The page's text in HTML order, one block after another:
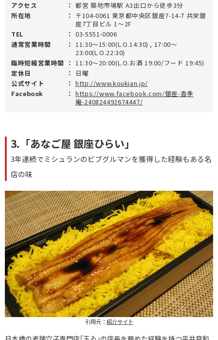
アクセス ： 都営 築地市場駅 A3出口から徒歩3分
所在地
：
〒104-0061 東京都中央区銀座7-14-7 共栄銀
座7丁目ビル 1～2F
TEL
： 03-5551-0006
通常営業時間
： 11:30～15:00(L.O.14:30) , 17:00～
23:00(L.O.22:30)
臨時短縮営業時間
： 11:30～20:00(L.O.お酒 19:00/フード 19:45)
定休日
：
日曜
公式サイト
： http://www.koukian.jp/
Facebook
： https://www.facebook.com/銀座-香季
庵-240824492674447/
3.「あなご屋 銀座ひらい」
3年連続でミシュランのビブグルマンを獲得した経験もある名
店の味
引用元： 紹介サイト